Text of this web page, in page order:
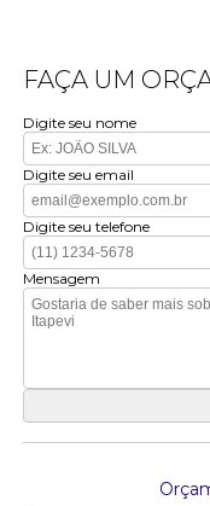
FAÇA UM
Digite seu nome
Digite seu email
Digite seu telefone
Mensagem